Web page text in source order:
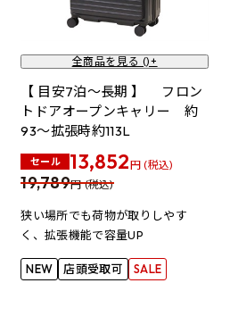
全商品を見る ()+
【 目安7泊～長期 】 フロン
トドアオープンキャリー 約
93～拡張時約113L
セール 13,852円 (税込)
19,789円 (税込)
狭い場所でも荷物が取りしやす
く、拡張機能で容量UP
NEW 店頭受取可 SALE